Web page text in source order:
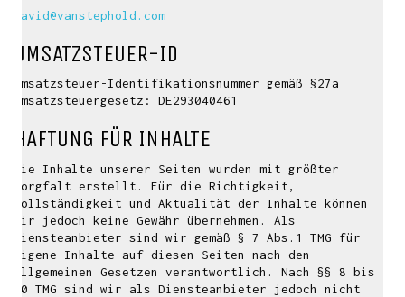
david@vanstephold.com
UMSATZSTEUER-ID
Umsatzsteuer-Identifikationsnummer gemäß §27a
Umsatzsteuergesetz: DE293040461
HAFTUNG FÜR INHALTE
Die Inhalte unserer Seiten wurden mit größter
Sorgfalt erstellt. Für die Richtigkeit,
Vollständigkeit und Aktualität der Inhalte können
wir jedoch keine Gewähr übernehmen. Als
Diensteanbieter sind wir gemäß § 7 Abs.1 TMG für
eigene Inhalte auf diesen Seiten nach den
allgemeinen Gesetzen verantwortlich. Nach §§ 8 bis
10 TMG sind wir als Diensteanbieter jedoch nicht